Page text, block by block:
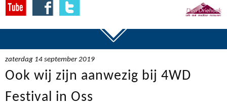
zaterdag 14 september 2019
Ook wij zijn aanwezig bij 4WD
Festival in Oss